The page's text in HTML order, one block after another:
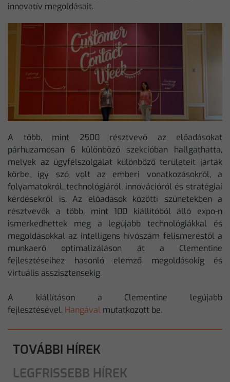
innovatív megoldásait.
A több, mint 2500 résztvevő az előadásokat
párhuzamosan 6 különböző szekcióban hallgathatta,
melyek az ügyfélszolgálat különböző területeit járták
körbe, így szó volt az emberi vonatkozásokról, a
folyamatokról, technológiáról, innovációról és stratégiai
kérdésekről is. Az előadások közötti szünetekben a
résztvevők a több, mint 100 kiállítóból álló expo-n
ismerkedhettek meg a legújabb technológiákkal és
megoldásokkal az intelligens hívószám felismeréstől a
munkaerő optimalizáláson át a Clementine
fejlesztéseihez hasonló elemző megoldásokig és
virtuális asszisztensekig.
A kiállításon a Clementine legújabb
fejlesztésével, Hangával mutatkozott be.
TOVÁBBI HÍREK
LEGFRISSEBB HÍREK